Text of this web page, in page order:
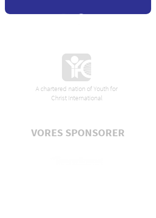
A chartered nation of Youth for
Christ International
VORES SPONSORER